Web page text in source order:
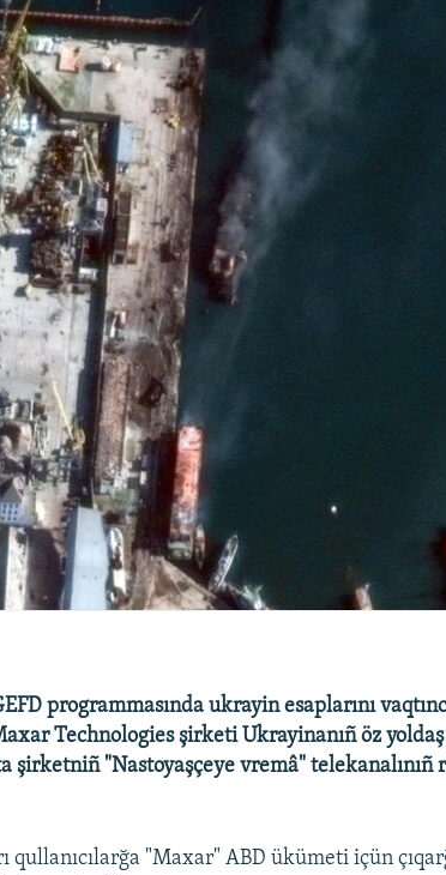
programmasında ukrayin esaplarını
Technologies şirketi Ukrayinanıñ öz
şirketniñ "Nastoyaşçeye vremâ" telekanalınıñ
qullanıcılarğa "Maxar" ABD ükümeti içün